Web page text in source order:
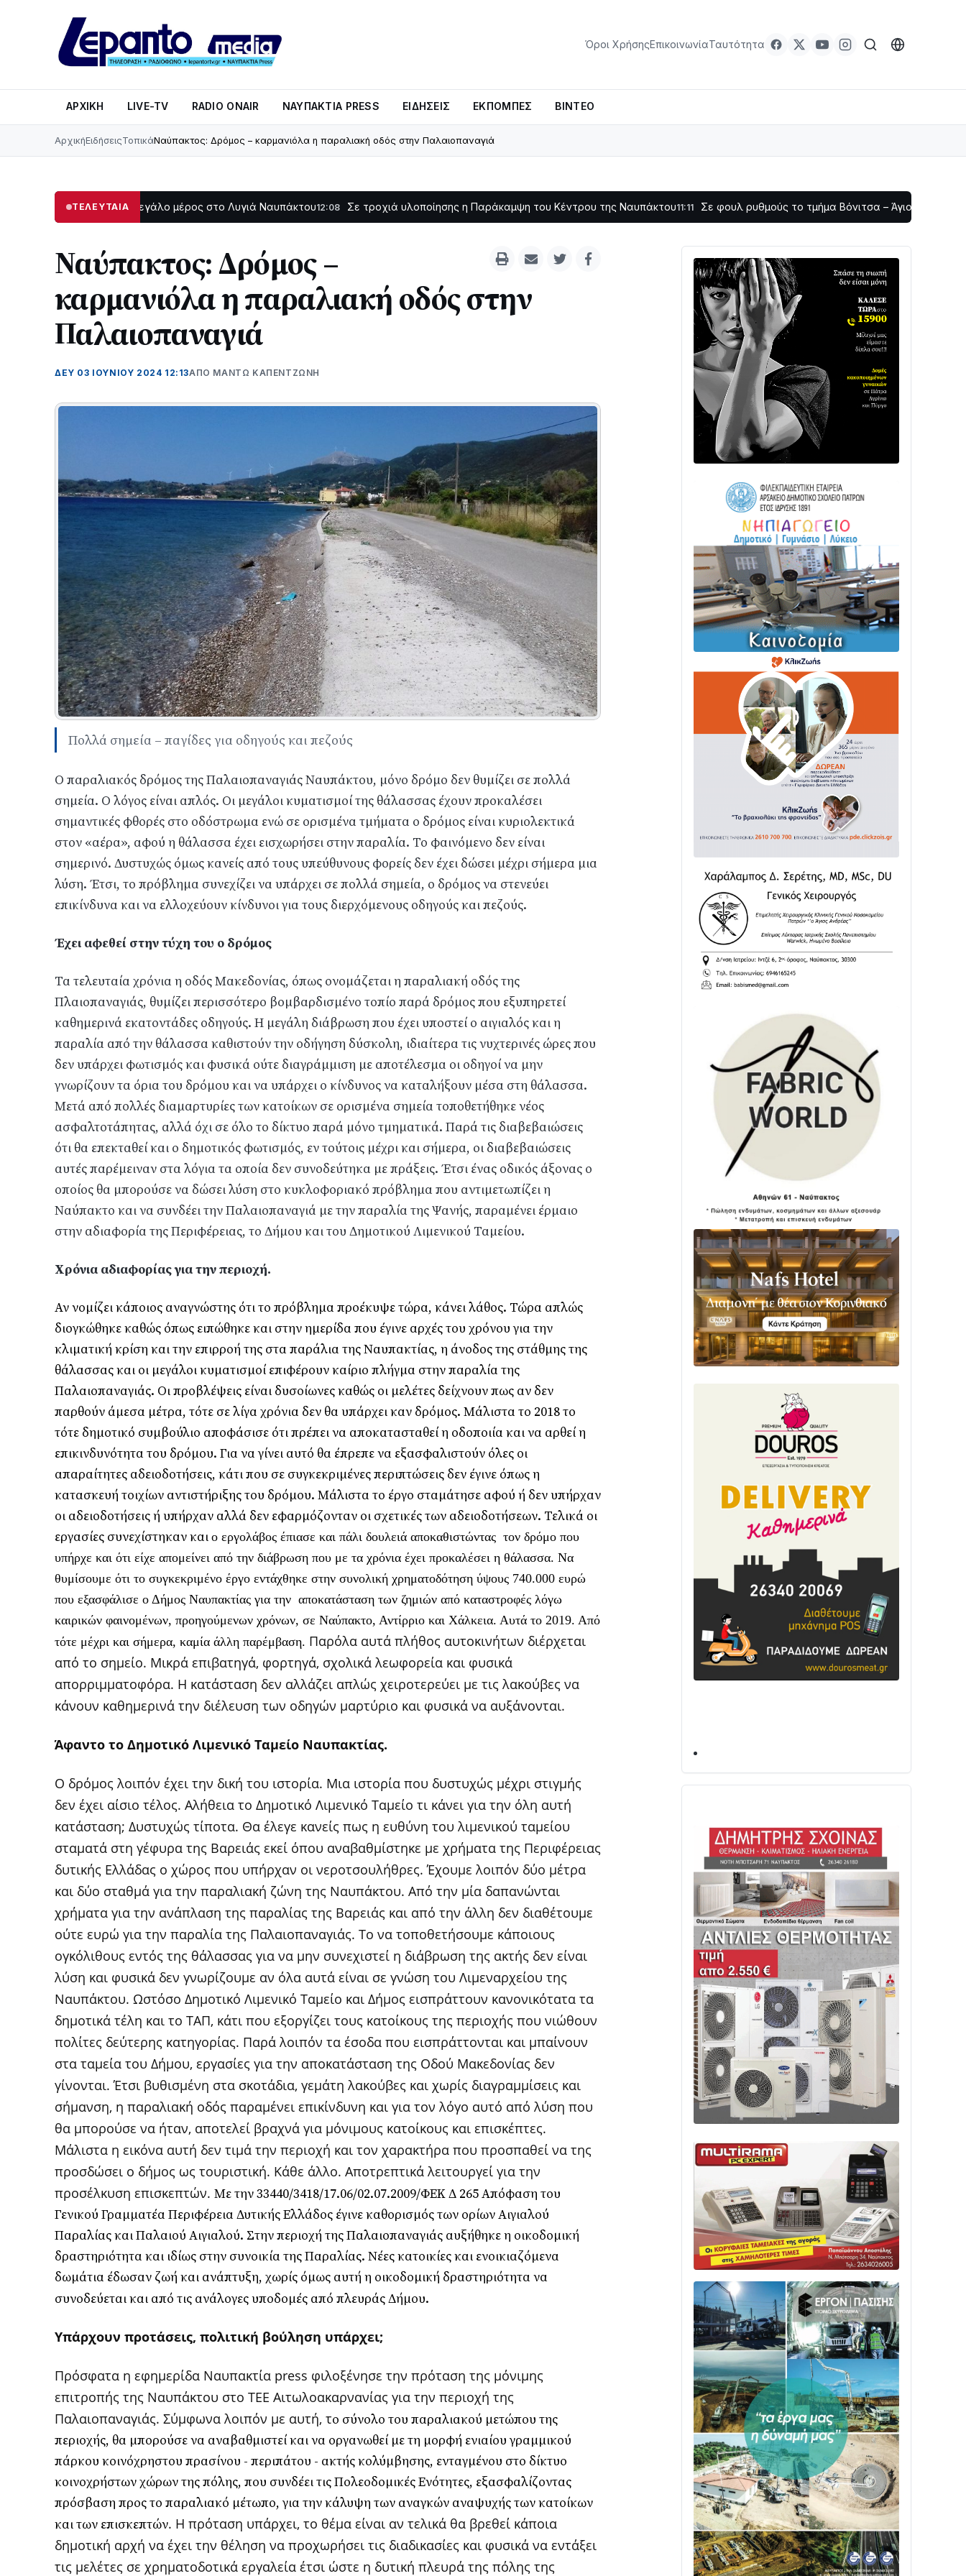
Όροι ΧρήσηςΕπικοινωνίαΤαυτότητα
ΑΡΧΙΚΉ LIVE-TV RADIO ONAIR ΝΑΥΠΑΚΤΊΑ PRESS ΕΙΔΉΣΕΙΣ ΕΚΠΟΜΠΈΣ ΒΊΝΤΕΟ
ΑρχικήΕιδήσειςΤοπικάΝαύπακτος: Δρόμος – καρμανιόλα η παραλιακή οδός στην Παλαιοπαναγιά
ΤΕΛΕΥΤΑΙΑ
Στο σκοτάδι μεγάλο μέρος στο Λυγιά Ναυπάκτου12:08 Σε τροχιά υλοποίησης η Παράκαμψη του Κέντρου της Ναυπάκτου11:11 Σε φουλ ρυθμούς το τμήμα Βόνιτσα – Άγιος Νικόλαος | Αυτοψία
Ναύπακτος: Δρόμος –
καρμανιόλα η παραλιακή οδός στην
Παλαιοπαναγιά
ΔΕΥ 03 ΙΟΥΝΊΟΥ 2024 12:13ΑΠΌ ΜΑΝΤΩ ΚΑΠΕΝΤΖΩΝΗ
Πολλά σημεία – παγίδες για οδηγούς και πεζούς
Ο παραλιακός δρόμος της Παλαιοπαναγιάς Ναυπάκτου, μόνο δρόμο δεν θυμίζει σε πολλά
σημεία. Ο λόγος είναι απλός. Οι μεγάλοι κυματισμοί της θάλασσας έχουν προκαλέσει
σημαντικές φθορές στο οδόστρωμα ενώ σε ορισμένα τμήματα ο δρόμος είναι κυριολεκτικά
στον «αέρα», αφού η θάλασσα έχει εισχωρήσει στην παραλία. Το φαινόμενο δεν είναι
σημερινό. Δυστυχώς όμως κανείς από τους υπεύθυνους φορείς δεν έχει δώσει μέχρι σήμερα μια
λύση. Έτσι, το πρόβλημα συνεχίζει να υπάρχει σε πολλά σημεία, ο δρόμος να στενεύει
επικίνδυνα και να ελλοχεύουν κίνδυνοι για τους διερχόμενους οδηγούς και πεζούς.
Έχει αφεθεί στην τύχη του ο δρόμος
Τα τελευταία χρόνια η οδός Μακεδονίας, όπως ονομάζεται η παραλιακή οδός της
Πλαιοπαναγιάς, θυμίζει περισσότερο βομβαρδισμένο τοπίο παρά δρόμος που εξυπηρετεί
καθημερινά εκατοντάδες οδηγούς. Η μεγάλη διάβρωση που έχει υποστεί ο αιγιαλός και η
παραλία από την θάλασσα καθιστούν την οδήγηση δύσκολη, ιδιαίτερα τις νυχτερινές ώρες που
δεν υπάρχει φωτισμός και φυσικά ούτε διαγράμμιση με αποτέλεσμα οι οδηγοί να μην
γνωρίζουν τα όρια του δρόμου και να υπάρχει ο κίνδυνος να καταλήξουν μέσα στη θάλασσα.
Μετά από πολλές διαμαρτυρίες των κατοίκων σε ορισμένα σημεία τοποθετήθηκε νέος
ασφαλτοτάπητας, αλλά όχι σε όλο το δίκτυο παρά μόνο τμηματικά. Παρά τις διαβεβαιώσεις
ότι θα επεκταθεί και ο δημοτικός φωτισμός, εν τούτοις μέχρι και σήμερα, οι διαβεβαιώσεις
αυτές παρέμειναν στα λόγια τα οποία δεν συνοδεύτηκα με πράξεις. Έτσι ένας οδικός άξονας ο
οποίος θα μπορούσε να δώσει λύση στο κυκλοφοριακό πρόβλημα που αντιμετωπίζει η
Ναύπακτο και να συνδέει την Παλαιοπαναγιά με την παραλία της Ψανής, παραμένει έρμαιο
στην αδιαφορία της Περιφέρειας, το Δήμου και του Δημοτικού Λιμενικού Ταμείου.
Χρόνια αδιαφορίας για την περιοχή.
Αν νομίζει κάποιος αναγνώστης ότι το πρόβλημα προέκυψε τώρα, κάνει λάθος. Τώρα απλώς
διογκώθηκε καθώς όπως ειπώθηκε και στην ημερίδα που έγινε αρχές του χρόνου για την
κλιματική κρίση και την επιρροή της στα παράλια της Ναυπακτίας, η άνοδος της στάθμης της
θάλασσας και οι μεγάλοι κυματισμοί επιφέρουν καίριο πλήγμα στην παραλία της
Παλαιοπαναγιάς. Οι προβλέψεις είναι δυσοίωνες καθώς οι μελέτες δείχνουν πως αν δεν
παρθούν άμεσα μέτρα, τότε σε λίγα χρόνια δεν θα υπάρχει καν δρόμος. Μάλιστα το 2018 το
τότε δημοτικό συμβούλιο αποφάσισε ότι πρέπει να αποκατασταθεί η οδοποιία και να αρθεί η
επικινδυνότητα του δρόμου. Για να γίνει αυτό θα έπρεπε να εξασφαλιστούν όλες οι
απαραίτητες αδειοδοτήσεις, κάτι που σε συγκεκριμένες περιπτώσεις δεν έγινε όπως η
κατασκευή τοιχίων αντιστήριξης του δρόμου. Μάλιστα το έργο σταμάτησε αφού ή δεν υπήρχαν
οι αδειοδοτήσεις ή υπήρχαν αλλά δεν εφαρμόζονταν οι σχετικές των αδειοδοτήσεων. Τελικά οι
εργασίες συνεχίστηκαν και ο εργολάβος έπιασε και πάλι δουλειά αποκαθιστώντας τον δρόμο που
υπήρχε και ότι είχε απομείνει από την διάβρωση που με τα χρόνια έχει προκαλέσει η θάλασσα. Να
θυμίσουμε ότι το συγκεκριμένο έργο εντάχθηκε στην συνολική χρηματοδότηση ύψους 740.000 ευρώ
που εξασφάλισε ο Δήμος Ναυπακτίας για την αποκατάσταση των ζημιών από καταστροφές λόγω
καιρικών φαινομένων, προηγούμενων χρόνων, σε Ναύπακτο, Αντίρριο και Χάλκεια. Αυτά το 2019. Από
τότε μέχρι και σήμερα, καμία άλλη παρέμβαση. Παρόλα αυτά πλήθος αυτοκινήτων διέρχεται
από το σημείο. Μικρά επιβατηγά, φορτηγά, σχολικά λεωφορεία και φυσικά
απορριμματοφόρα. Η κατάσταση δεν αλλάζει απλώς χειροτερεύει με τις λακούβες να
κάνουν καθημερινά την διέλευση των οδηγών μαρτύριο και φυσικά να αυξάνονται.
Άφαντο το Δημοτικό Λιμενικό Ταμείο Ναυπακτίας.
Ο δρόμος λοιπόν έχει την δική του ιστορία. Μια ιστορία που δυστυχώς μέχρι στιγμής
δεν έχει αίσιο τέλος. Αλήθεια το Δημοτικό Λιμενικό Ταμείο τι κάνει για την όλη αυτή
κατάσταση; Δυστυχώς τίποτα. Θα έλεγε κανείς πως η ευθύνη του λιμενικού ταμείου
σταματά στη γέφυρα της Βαρειάς εκεί όπου αναβαθμίστηκε με χρήματα της Περιφέρειας
δυτικής Ελλάδας ο χώρος που υπήρχαν οι νεροτσουλήθρες. Έχουμε λοιπόν δύο μέτρα
και δύο σταθμά για την παραλιακή ζώνη της Ναυπάκτου. Από την μία δαπανώνται
χρήματα για την ανάπλαση της παραλίας της Βαρειάς και από την άλλη δεν διαθέτουμε
ούτε ευρώ για την παραλία της Παλαιοπαναγιάς. Το να τοποθετήσουμε κάποιους
ογκόλιθους εντός της θάλασσας για να μην συνεχιστεί η διάβρωση της ακτής δεν είναι
λύση και φυσικά δεν γνωρίζουμε αν όλα αυτά είναι σε γνώση του Λιμεναρχείου της
Ναυπάκτου. Ωστόσο Δημοτικό Λιμενικό Ταμείο και Δήμος εισπράττουν κανονικότατα τα
δημοτικά τέλη και το ΤΑΠ, κάτι που εξοργίζει τους κατοίκους της περιοχής που νιώθουν
πολίτες δεύτερης κατηγορίας. Παρά λοιπόν τα έσοδα που εισπράττονται και μπαίνουν
στα ταμεία του Δήμου, εργασίες για την αποκατάσταση της Οδού Μακεδονίας δεν
γίνονται. Έτσι βυθισμένη στα σκοτάδια, γεμάτη λακούβες και χωρίς διαγραμμίσεις και
σήμανση, η παραλιακή οδός παραμένει επικίνδυνη και για τον λόγο αυτό από λύση που
θα μπορούσε να ήταν, αποτελεί βραχνά για μόνιμους κατοίκους και επισκέπτες.
Μάλιστα η εικόνα αυτή δεν τιμά την περιοχή και τον χαρακτήρα που προσπαθεί να της
προσδώσει ο δήμος ως τουριστική. Κάθε άλλο. Αποτρεπτικά λειτουργεί για την
προσέλκυση επισκεπτών. Με την 33440/3418/17.06/02.07.2009/ΦΕΚ Δ 265 Απόφαση του
Γενικού Γραμματέα Περιφέρεια Δυτικής Ελλάδος έγινε καθορισμός των ορίων Αιγιαλού
Παραλίας και Παλαιού Αιγιαλού. Στην περιοχή της Παλαιοπαναγιάς αυξήθηκε η οικοδομική
δραστηριότητα και ιδίως στην συνοικία της Παραλίας. Νέες κατοικίες και ενοικιαζόμενα
δωμάτια έδωσαν ζωή και ανάπτυξη, χωρίς όμως αυτή η οικοδομική δραστηριότητα να
συνοδεύεται και από τις ανάλογες υποδομές από πλευράς Δήμου.
Υπάρχουν προτάσεις, πολιτική βούληση υπάρχει;
Πρόσφατα η εφημερίδα Ναυπακτία press φιλοξένησε την πρόταση της μόνιμης
επιτροπής της Ναυπάκτου στο ΤΕΕ Αιτωλοακαρνανίας για την περιοχή της
Παλαιοπαναγιάς. Σύμφωνα λοιπόν με αυτή, το σύνολο του παραλιακού μετώπου της
περιοχής, θα μπορούσε να αναβαθμιστεί και να οργανωθεί με τη μορφή ενιαίου γραμμικού
πάρκου κοινόχρηστου πρασίνου - περιπάτου - ακτής κολύμβησης, ενταγμένου στο δίκτυο
κοινοχρήστων χώρων της πόλης, που συνδέει τις Πολεοδομικές Ενότητες, εξασφαλίζοντας
πρόσβαση προς το παραλιακό μέτωπο, για την κάλυψη των αναγκών αναψυχής των κατοίκων
και των επισκεπτών. Η πρόταση υπάρχει, το θέμα είναι αν τελικά θα βρεθεί κάποια
δημοτική αρχή να έχει την θέληση να προχωρήσει τις διαδικασίες και φυσικά να εντάξει
τις μελέτες σε χρηματοδοτικά εργαλεία έτσι ώστε η δυτική πλευρά της πόλης της